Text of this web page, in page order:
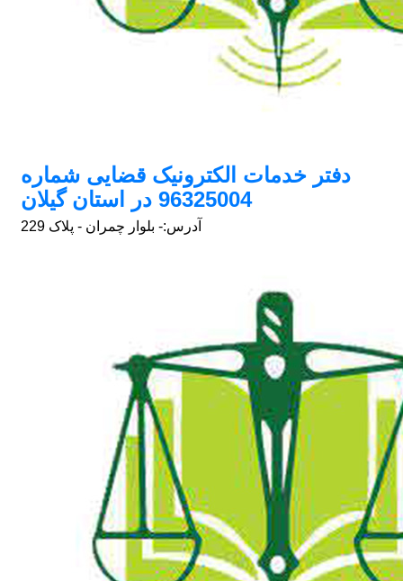
دفتر خدمات الکترونیک قضایی شماره
96325004 در استان گیلان
آدرس:- بلوار چمران - پلاک 229